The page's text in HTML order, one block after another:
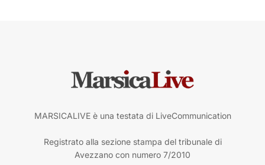
MARSICALIVE è una testata di LiveCommunication
Registrato alla sezione stampa del tribunale di
Avezzano con numero 7/2010